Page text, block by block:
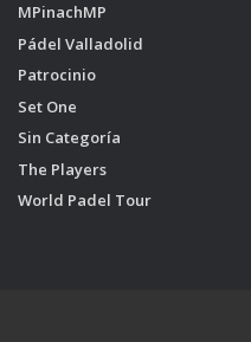
MPinachMP
Pádel Valladolid
Patrocinio
Set One
Sin Categoría
The Players
World Padel Tour